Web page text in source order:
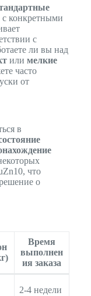
с конкретными
с
ли вы над
или мелкие
часто
от
в
что
о
Время
выполнен
ия заказа
2-4 недели